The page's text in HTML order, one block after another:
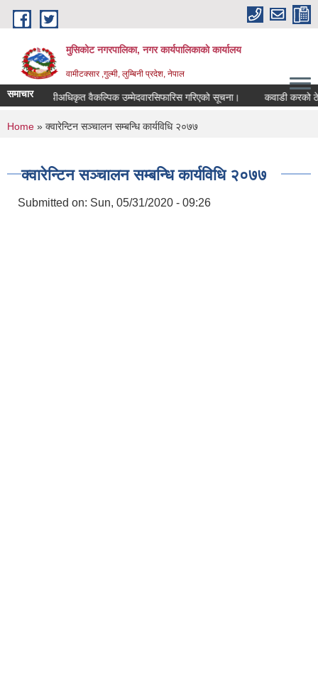
Skip to main content
मुसिकोट नगरपालिका, नगर कार्यपालिकाकाे कार्यालय
वामीटक्सार ,गुल्मी, लुम्बिनी प्रदेश, नेपाल
समाचारनापीअधिकृत वैकल्पिक उम्मेदवारसिफारिस गरिएको सूचना। कवाडी करको ठेक्का
You are here
Home » क्वारेन्टिन सञ्चालन सम्बन्धि कार्यविधि २०७७
क्वारेन्टिन सञ्चालन सम्बन्धि कार्यविधि २०७७
Submitted on: Sun, 05/31/2020 - 09:26